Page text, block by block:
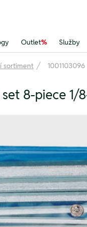
Outlet% Služby
sortiment 1001103096
8-piece 1/